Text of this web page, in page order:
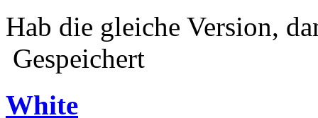
Hab die gleiche Version,
Gespeichert
White